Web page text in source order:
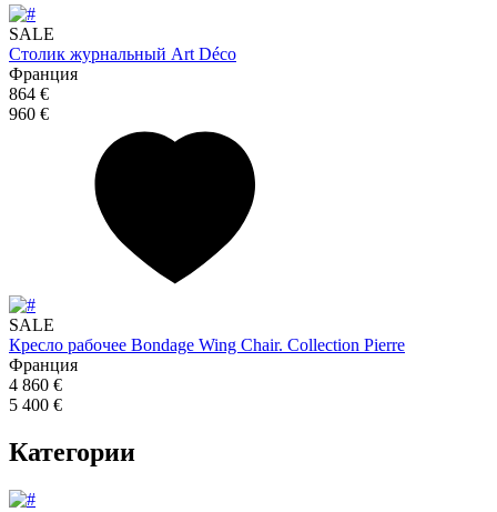
SALE
Столик журнальный Art Déco
Франция
864 €
960 €
SALE
Кресло рабочее Bondage Wing Chair. Collection Pierre
Франция
4 860 €
5 400 €
Категории